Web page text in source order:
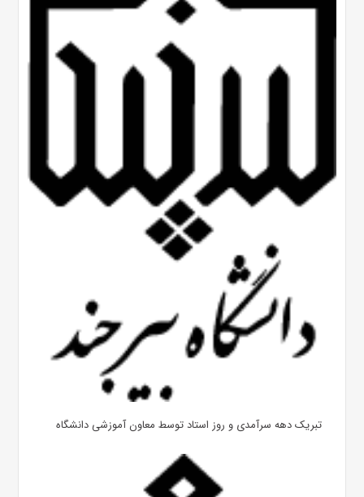
تبریک دهه سرآمدی و روز استاد توسط معاون آموزشی دانشگاه